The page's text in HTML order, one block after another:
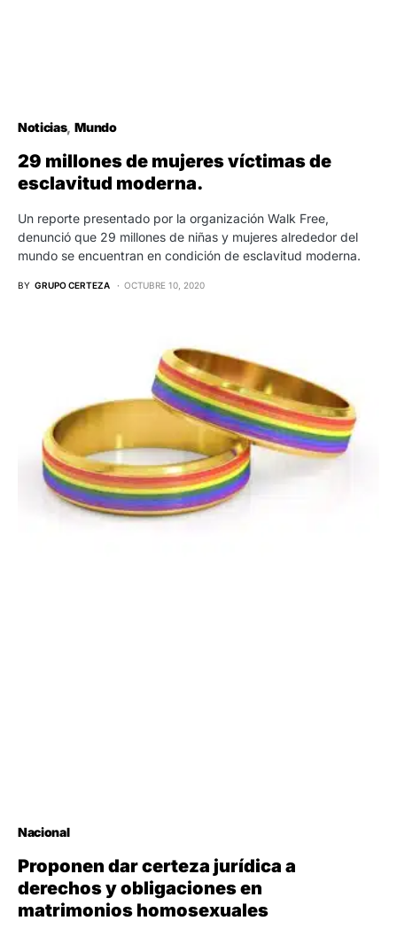
Noticias Mundo
29 millones de mujeres víctimas de
esclavitud moderna.
Un reporte presentado por la organización Walk Free,
denunció que 29 millones de niñas y mujeres alrededor del
mundo se encuentran en condición de esclavitud moderna.
BY GRUPO CERTEZA OCTUBRE 10, 2020
Nacional
Proponen dar certeza jurídica a
derechos y obligaciones en
matrimonios homosexuales